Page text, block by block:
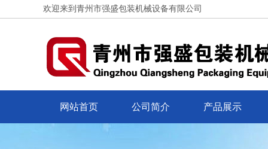
欢迎来到青州市强盛包装机械设备有限公司
网站首页 公司简介 产品展示